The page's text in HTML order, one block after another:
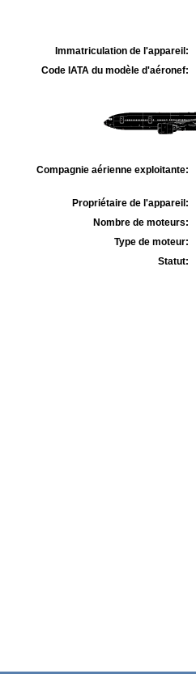
Immatriculation de l'appareil:
Code IATA du modèle d'aéronef:
Compagnie aérienne exploitante:
Propriétaire de l'appareil:
Nombre de moteurs:
Type de moteur:
Statut: